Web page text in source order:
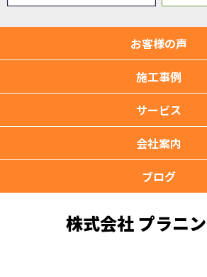
お客様の声
施工事例
サービス
会社案内
ブログ
株式会社 プラニ